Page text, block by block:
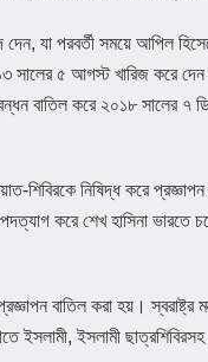
যা পরবর্তী সময়ে আপিল
৫ আগস্ট খারিজ করে দেন
বাতিল করে ২০১৮ সালের ৭
নিষিদ্ধ করে প্রজ্ঞাপন
করে শেখ হাসিনা ভারতে
বাতিল করা হয়। স্বরাষ্ট্র
ইসলামী, ইসলামী ছাত্রশিবিরসহ